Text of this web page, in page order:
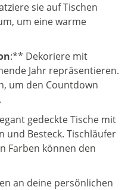
sie auf Tischen
um eine warme
:** Dekoriere mit
Jahr repräsentieren.
um den Countdown
gedeckte Tische mit
und Besteck. Tischläufer
Farben können den
an deine persönlichen